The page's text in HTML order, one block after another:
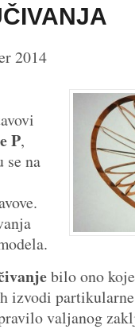
2014
P,
se na
bilo ono
izvodi
valjanog